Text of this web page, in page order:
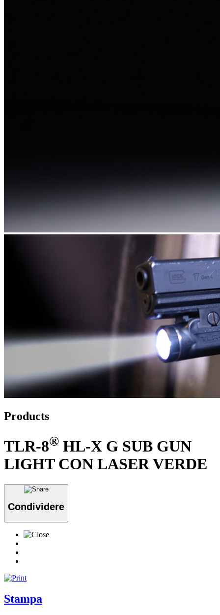
Products
TLR-8® HL-X G SUB GUN
LIGHT CON LASER VERDE
Condividere
Stampa